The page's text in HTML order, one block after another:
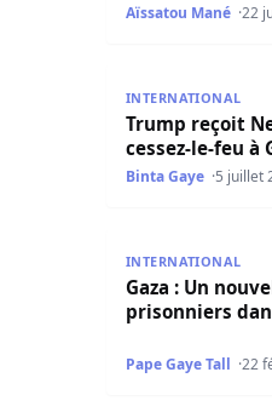
Aïssatou Mané 22
INTERNATIONAL
Trump reçoit
cessez-le-feu à
Binta Gaye 5 juillet
INTERNATIONAL
Gaza : Un
prisonniers
Pape Gaye Tall 22